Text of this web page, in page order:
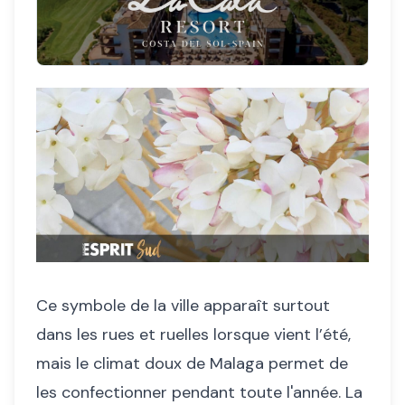
Ce symbole de la ville apparaît surtout
dans les rues et ruelles lorsque vient l’été,
mais le climat doux de Malaga permet de
les confectionner pendant toute l'année. La